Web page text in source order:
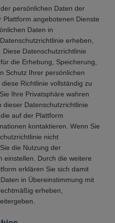
persönlichen Daten der
Plattform angebotenen Dienste
Daten in
erheben,
Datenschutzrichtlinie
die Erhebung, Speicherung,
Schutz Ihrer persönlichen
Richtlinie vollständig zu
Ihre Privatsphäre wahren
dieser Datenschutzrichtlinie
auf der Plattform
kontaktieren. Wenn Sie
nicht
die Nutzung der
einstellen. Durch die weitere
erklären Sie sich damit
in Übereinstimmung mit
erheben,